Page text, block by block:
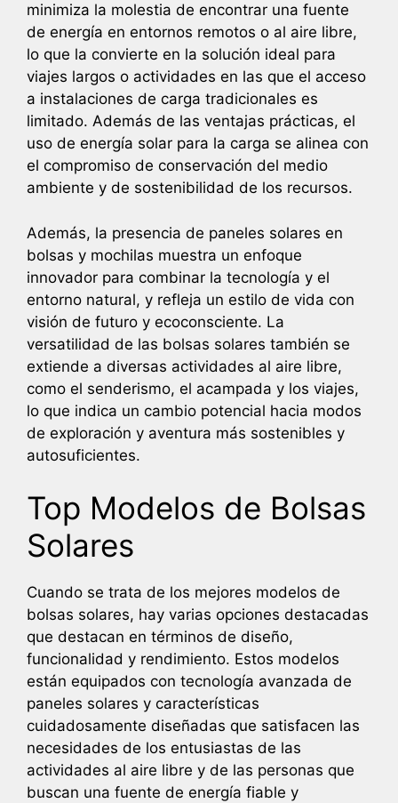
minimiza la molestia de encontrar una fuente
de energía en entornos remotos o al aire libre,
lo que la convierte en la solución ideal para
viajes largos o actividades en las que el acceso
a instalaciones de carga tradicionales es
limitado. Además de las ventajas prácticas, el
uso de energía solar para la carga se alinea con
el compromiso de conservación del medio
ambiente y de sostenibilidad de los recursos.
Además, la presencia de paneles solares en
bolsas y mochilas muestra un enfoque
innovador para combinar la tecnología y el
entorno natural, y refleja un estilo de vida con
visión de futuro y ecoconsciente. La
versatilidad de las bolsas solares también se
extiende a diversas actividades al aire libre,
como el senderismo, el acampada y los viajes,
lo que indica un cambio potencial hacia modos
de exploración y aventura más sostenibles y
autosuficientes.
Top Modelos de Bolsas
Solares
Cuando se trata de los mejores modelos de
bolsas solares, hay varias opciones destacadas
que destacan en términos de diseño,
funcionalidad y rendimiento. Estos modelos
están equipados con tecnología avanzada de
paneles solares y características
cuidadosamente diseñadas que satisfacen las
necesidades de los entusiastas de las
actividades al aire libre y de las personas que
buscan una fuente de energía fiable y